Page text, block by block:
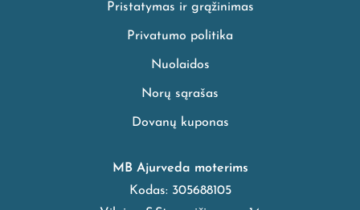
Pristatymas ir grąžinimas
Privatumo politika
Nuolaidos
Norų sąrašas
Dovanų kuponas
MB Ajurveda moterims
Kodas: 305688105